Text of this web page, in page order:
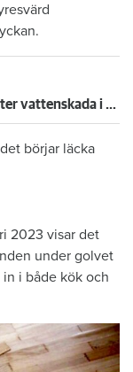
600 kronor dyrare att bo efter vattenskada i Varberg
börjar läcka
2023 visar det
under golvet
i både kök och